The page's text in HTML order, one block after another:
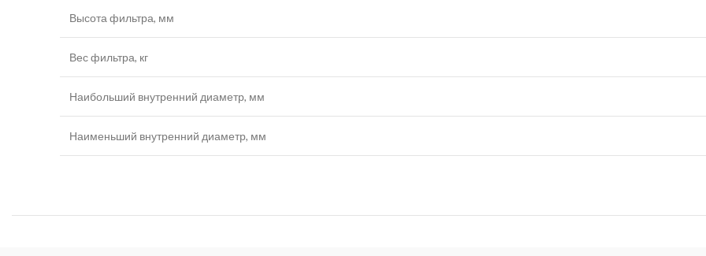
Высота фильтра, мм
Вес фильтра, кг
Наибольший внутренний диаметр, мм
Наименьший внутренний диаметр, мм